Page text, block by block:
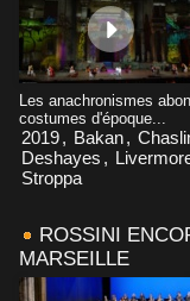
Les anachronismes
costumes d'époque...
2019, Bakan,
Deshayes ,
Stroppa
ROSSINI
MARSEILLE